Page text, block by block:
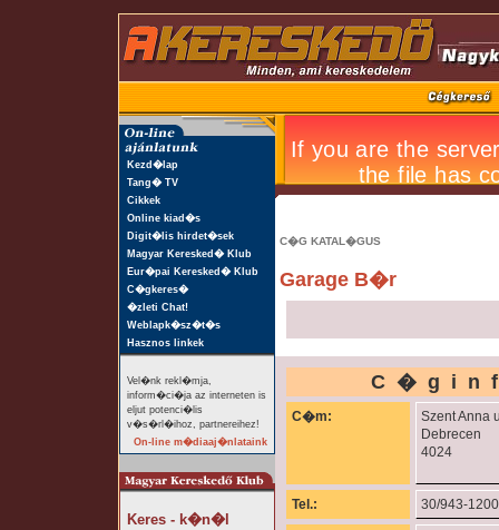
Kezd�lap
Tang� TV
Cikkek
Online kiad�s
Digit�lis hirdet�sek
Magyar Keresked� Klub
Eur�pai Keresked� Klub
C�gkeres�
�zleti Chat!
Weblapk�sz�t�s
Hasznos linkek
Vel�nk rekl�mja,
inform�ci�ja az interneten is
eljut potenci�lis
v�s�rl�ihoz, partnereihez!
On-line m�diaaj�nlataink
Keres - k�n�l
C�G KATAL�GUS
Garage B�r
C�m:
Szent Anna
Debrecen
4024
Tel.: 30/943-